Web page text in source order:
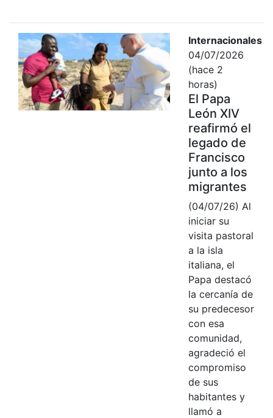
Internacionales
04/07/2026
(hace 2
horas)
El Papa
León XIV
reafirmó el
legado de
Francisco
junto a los
migrantes
(04/07/26) Al
iniciar su
visita pastoral
a la isla
italiana, el
Papa destacó
la cercanía de
su predecesor
con esa
comunidad,
agradeció el
compromiso
de sus
habitantes y
llamó a